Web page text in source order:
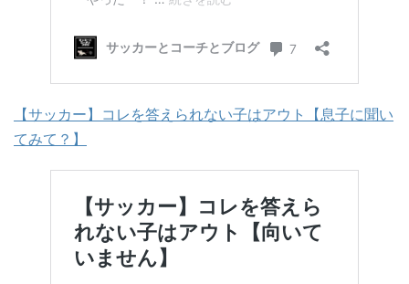
【サッカー】コレを答えられない子はアウト【息子に聞い
てみて？】